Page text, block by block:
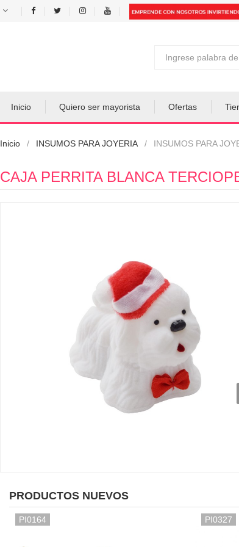
Inicio Quiero ser mayorista Ofertas
Inicio INSUMOS PARA JOYERIA INSUMOS PARA
CAJA PERRITA BLANCA
PRODUCTOS NUEVOS
PI0164 PI0327